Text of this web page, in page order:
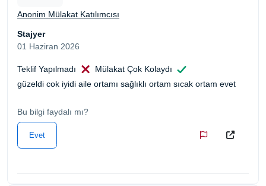
Anonim Mülakat Katılımcısı
Stajyer
01 Haziran 2026
Teklif Yapılmadı
Mülakat Çok Kolaydı
güzeldi cok iyidi aile ortamı sağlıklı ortam sıcak ortam evet
Bu bilgi faydalı mı?
Evet